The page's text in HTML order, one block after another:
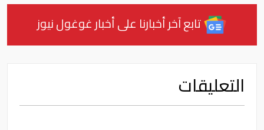
تابع آخر أخبارنا على أخبار غوغول نيوز
التعليقات